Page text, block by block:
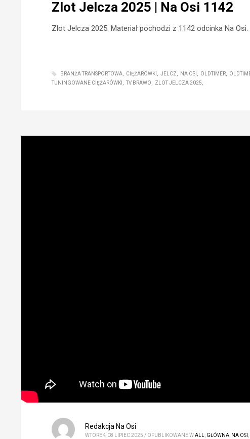
Zlot Jelcza 2025 | Na Osi 1142
Zlot Jelcza 2025. Materiał pochodzi z 1142 odcinka Na Osi.
BRANŻA TRANSPORTOWA CIĘŻARÓWKI JELCZ NA OSI OLDTIMER
TUNINGOWANE CIĘŻARÓWKI
TV BRAWO ZLOT JELCZA 2025
Redakcja Na Osi
WTOREK, 08 LIPIEC 2025 / OPUBLIKOWANE WALL GŁÓWNA NA OSI